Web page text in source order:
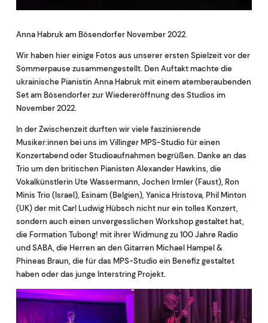
Anna Habruk am Bösendorfer November 2022.
Wir haben hier einige Fotos aus unserer ersten Spielzeit vor der
Sommerpause zusammengestellt. Den Auftakt machte die
ukrainische Pianistin Anna Habruk mit einem atemberaubenden
Set am Bösendorfer zur Wiedereröffnung des Studios im
November 2022.
In der Zwischenzeit durften wir viele faszinierende
Musiker:innen bei uns im Villinger MPS-Studio für einen
Konzertabend oder Studioaufnahmen begrüßen. Danke an das
Trio um den britischen Pianisten Alexander Hawkins, die
Vokalkünstlerin Ute Wassermann, Jochen Irmler (Faust), Ron
Minis Trio (Israel), Esinam (Belgien), Yanica Hristova, Phil Minton
(UK) der mit Carl Ludwig Hübsch nicht nur ein tolles Konzert,
sondern auch einen unvergesslichen Workshop gestaltet hat,
die Formation Tubong! mit ihrer Widmung zu 100 Jahre Radio
und SABA, die Herren an den Gitarren Michael Hampel &
Phineas Braun, die für das MPS-Studio ein Benefiz gestaltet
haben oder das junge Interstring Projekt.